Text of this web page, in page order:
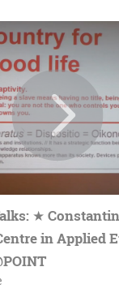
★
in Applied